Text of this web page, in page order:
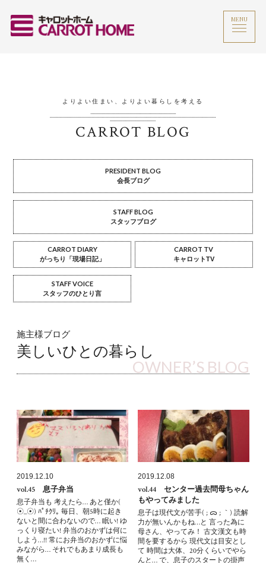
MENU
よりよい住まい、よりよい暮らしを考える
CARROT BLOG
PRESIDENT BLOG
会長ブログ
STAFF BLOG
スタッフブログ
CARROT DIARY
がっちり「現場日記」
CARROT TV
キャロットTV
STAFF VOICE
スタッフのひとり言
施主様ブログ
美しいひとの暮らし
OWNER’S BLOG
2019.12.10
vol.45 息子弁当
息子弁当も 考えたら… あと僅か(
☉_☉) ﾊﾟﾁｸﾘ｡ 毎日、朝5時に起き
ないと間に合わないので… 眠い! ゆ
っくり寝たい! 弁当のおかずは何に
しよう…!! 常にお弁当のおかずに悩
みながら… それでもあまり成長も
無く…
2019.12.08
vol.44 センター過去問母ちゃん
もやってみました
息子は現代文が苦手( ; ᯅ ; ｀) 読解
力が無いんかもね…と 言った為に
母さん、やってみ！ 古文漢文も時
間を要するから 現代文は目安とし
て 時間は大体、20分くらいでやら
んと… で、息子のスタートの掛声